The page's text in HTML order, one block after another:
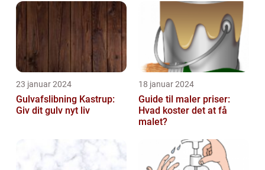
23 januar 2024
Gulvafslibning Kastrup:
Giv dit gulv nyt liv
18 januar 2024
Guide til maler priser:
Hvad koster det at få
malet?